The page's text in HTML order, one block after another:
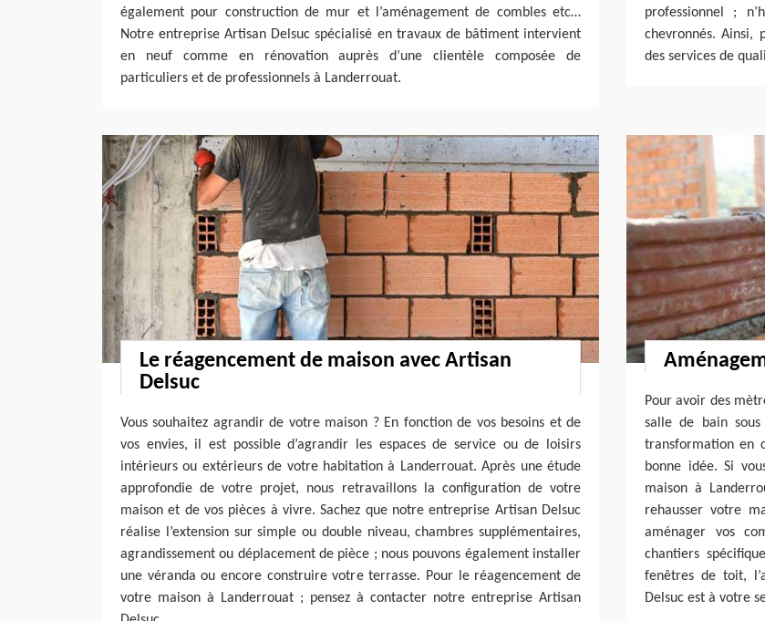
également pour construction de mur et l’aménagement de combles etc…
Notre entreprise Artisan Delsuc spécialisé en travaux de bâtiment intervient
en neuf comme en rénovation auprès d’une clientèle composée de
particuliers et de professionnels à Landerrouat.
professionnel ;
chevronnés. Ainsi,
des services de
Le réagencement de maison avec Artisan
Delsuc
Vous souhaitez agrandir de votre maison ? En fonction de vos besoins et de
vos envies, il est possible d’agrandir les espaces de service ou de loisirs
intérieurs ou extérieurs de votre habitation à Landerrouat. Après une étude
approfondie de votre projet, nous retravaillons la configuration de votre
maison et de vos pièces à vivre. Sachez que notre entreprise Artisan Delsuc
réalise l’extension sur simple ou double niveau, chambres supplémentaires,
agrandissement ou déplacement de pièce ; nous pouvons également installer
une véranda ou encore construire votre terrasse. Pour le réagencement de
votre maison à Landerrouat ; pensez à contacter notre entreprise Artisan
Pour avoir des
salle de bain
transformation en
bonne idée. Si
maison à
rehausser votre
aménager vos
chantiers
fenêtres de toit,
Delsuc est à votre